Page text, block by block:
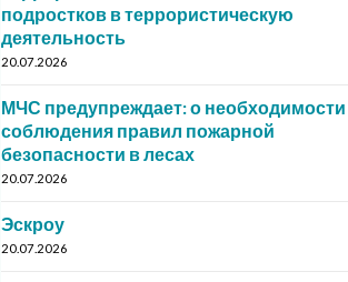
подростков в террористическую
деятельность
20.07.2026
МЧС предупреждает: о необходимости
соблюдения правил пожарной
безопасности в лесах
20.07.2026
Эскроу
20.07.2026